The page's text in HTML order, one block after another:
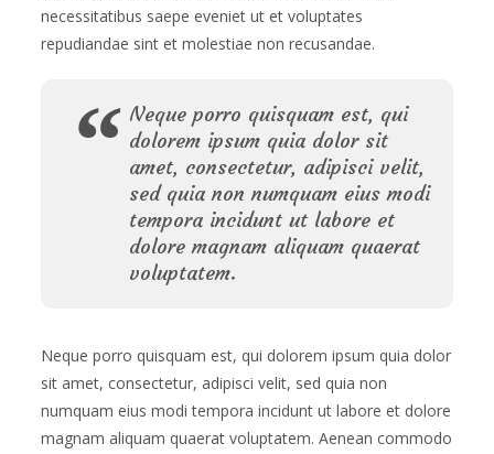
necessitatibus saepe eveniet ut et voluptates
repudiandae sint et molestiae non recusandae.
Neque porro quisquam est, qui
dolorem ipsum quia dolor sit
amet, consectetur, adipisci velit,
sed quia non numquam eius modi
tempora incidunt ut labore et
dolore magnam aliquam quaerat
voluptatem.
Neque porro quisquam est, qui dolorem ipsum quia dolor
sit amet, consectetur, adipisci velit, sed quia non
numquam eius modi tempora incidunt ut labore et dolore
magnam aliquam quaerat voluptatem. Aenean commodo